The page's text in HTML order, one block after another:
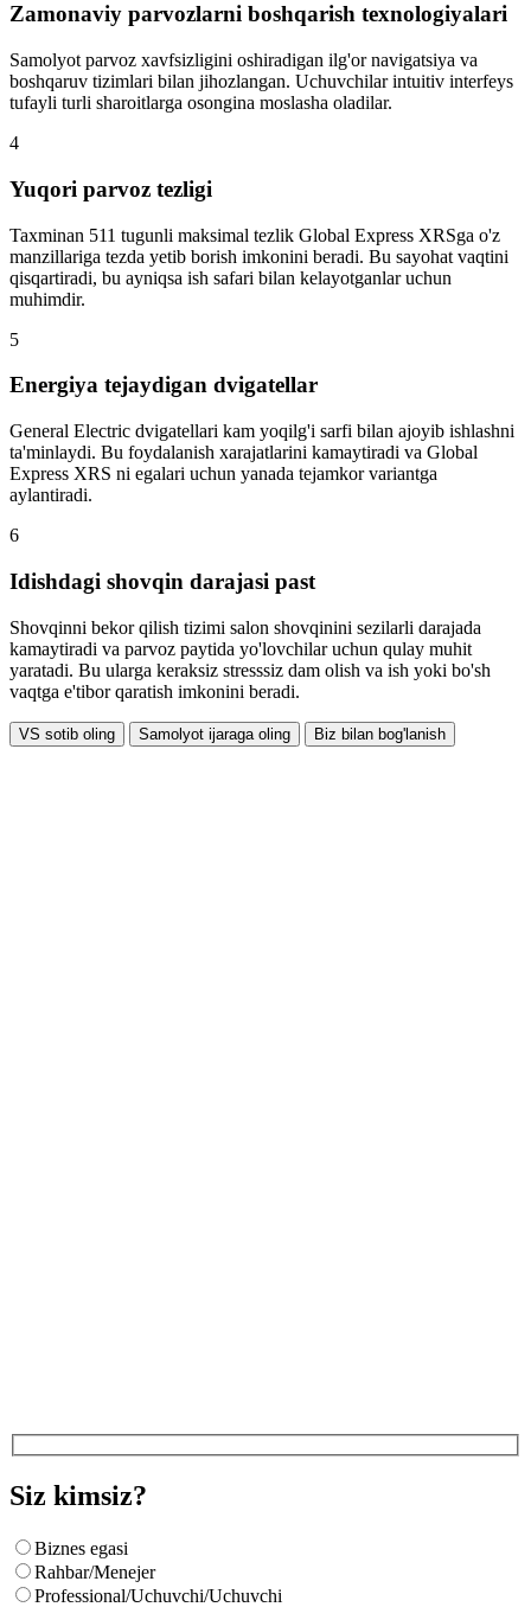
Zamonaviy parvozlarni boshqarish texnologiyalari
Samolyot parvoz xavfsizligini oshiradigan ilg'or navigatsiya va
boshqaruv tizimlari bilan jihozlangan. Uchuvchilar intuitiv interfeys
tufayli turli sharoitlarga osongina moslasha oladilar.
4
Yuqori parvoz tezligi
Taxminan 511 tugunli maksimal tezlik Global Express XRSga o'z
manzillariga tezda yetib borish imkonini beradi. Bu sayohat vaqtini
qisqartiradi, bu ayniqsa ish safari bilan kelayotganlar uchun
muhimdir.
5
Energiya tejaydigan dvigatellar
General Electric dvigatellari kam yoqilg'i sarfi bilan ajoyib ishlashni
ta'minlaydi. Bu foydalanish xarajatlarini kamaytiradi va Global
Express XRS ni egalari uchun yanada tejamkor variantga
aylantiradi.
6
Idishdagi shovqin darajasi past
Shovqinni bekor qilish tizimi salon shovqinini sezilarli darajada
kamaytiradi va parvoz paytida yo'lovchilar uchun qulay muhit
yaratadi. Bu ularga keraksiz stresssiz dam olish va ish yoki bo'sh
vaqtga e'tibor qaratish imkonini beradi.
VS sotib oling Samolyot ijaraga oling Biz bilan bog'lanish
Siz kimsiz?
Biznes egasi
Rahbar/Menejer
Professional/Uchuvchi/Uchuvchi